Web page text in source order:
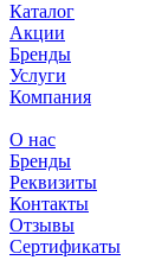
Каталог
Акции
Бренды
Услуги
Компания
О нас
Бренды
Реквизиты
Контакты
Отзывы
Сертификаты